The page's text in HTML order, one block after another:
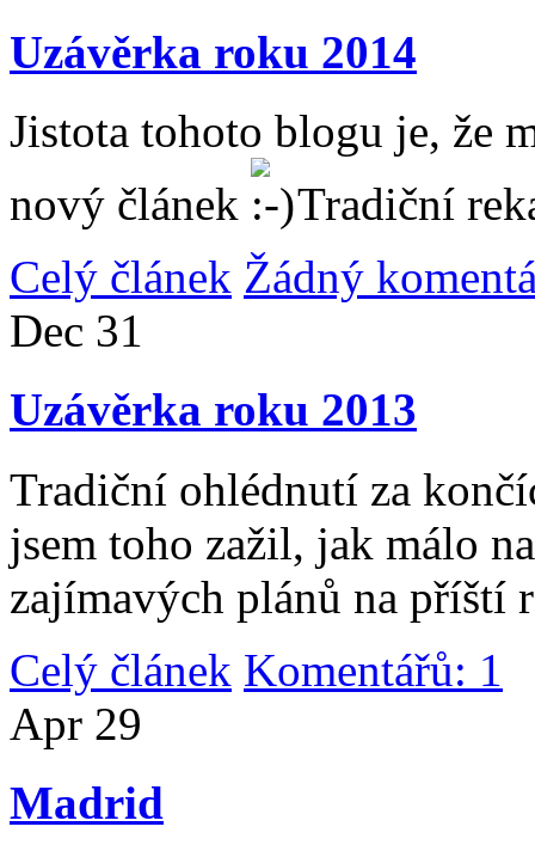
Uzávěrka roku 2014
Jistota tohoto blogu je, že
nový článek
Tradiční
Celý článek Žádný
Dec 31
Uzávěrka roku 2013
Tradiční ohlédnutí za
jsem toho zažil, jak málo
zajímavých plánů na příští
Celý článek Komentářů: 1
Apr 29
Madrid